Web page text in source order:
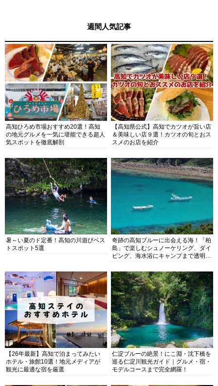
週間人気記事
高知ひろめ市場おすすめ20選！高知
の地元グルメを一気に堪能できる超人
気スポットを徹底解剖
【高知県公式】高知でカツオが旨い店
＆美味しい店９選！カツオの旬とおス
スメのお店を紹介
暑～い夏のド定番！高知の川遊びベス
トスポット5選
奇跡の高知ブルーに出会える海！「柏
島」で楽しむシュノーケリング、ダイ
ビング、海水浴にキャンプまで透明度
【26年最新】高知で泊まってみたい
ホテル・旅館10選！地元メディアが
観光に最適な宿を厳選
仁淀ブルーの絶景！にこ淵・沈下橋を
巡る仁淀川観光ガイド｜グルメ・宿・
モデルコースまで完全網羅！